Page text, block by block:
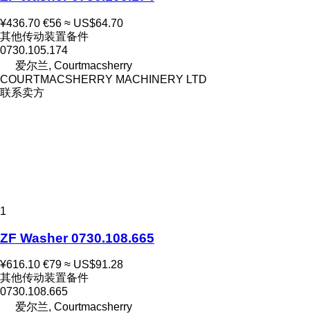
¥436.70 €56 ≈ US$64.70
其他传动装置备件
0730.105.174
爱尔兰, Courtmacsherry
COURTMACSHERRY MACHINERY LTD
联系卖方
1
ZF Washer 0730.108.665
¥616.10 €79 ≈ US$91.28
其他传动装置备件
0730.108.665
爱尔兰, Courtmacsherry